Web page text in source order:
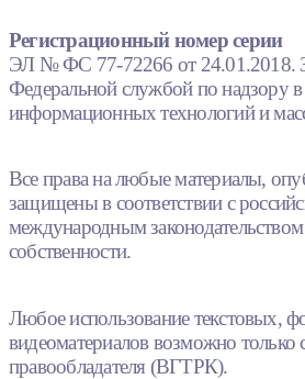
Регистрационный номер серии
ЭЛ № ФС 77-72266 от 24.01.2018.
Федеральной службой по надзору в
информационных технологий и
Все права на любые материалы,
защищены в соответствии с
международным
собственности.
Любое использование текстовых,
видеоматериалов возможно только
правообладателя (ВГТРК).